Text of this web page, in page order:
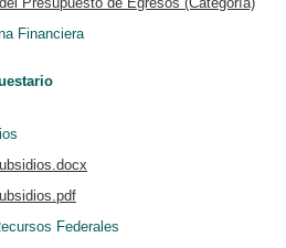
Financiera
Federales